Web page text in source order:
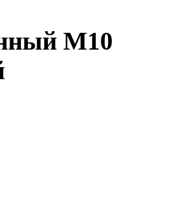
М10